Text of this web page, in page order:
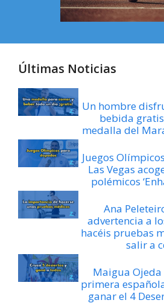
Últimas Noticias
Un hombre
bebida
medalla del
Juegos
Las Vegas
polémicos
Ana
advertencia a
hacéis pruebas
salir a
Maigua
primera
ganar el 4